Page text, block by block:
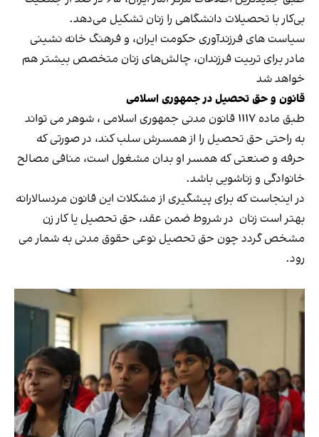
بی‌کار با تحصیلات دانشگاهی را زنان تشکیل می‌دهد.
سیاست های فرزندآوری حکومت ایران، و فرهنگ خانه نشینی
مادر برای تربیت فرزندان، چالش‌های زنان متخصص بیشتر هم
خواهد شد
قانون و حق تحصیل در جمهوری اسلامی
طبق ماده ۱۱۱۷ قانون مدنی جمهوری اسلامی ، شوهر می تواند
به راحتی حق تحصیل را از همسرش سلب کند، در صورتی که
حرفه و صنعتی که همسر او بدان مشغول است، منافی مصالح
خانوادگی و زناشویی باشد.
در اینجاست که برای پیشگیری از مشکلات این قانون مردسالارانه
بهتر است زنان در شروط ضمن عقد، حق تحصیل یا کار زن
مشخص گردد چون حق تحصیل نوعی حقوق مدنی به شمار می
رود.